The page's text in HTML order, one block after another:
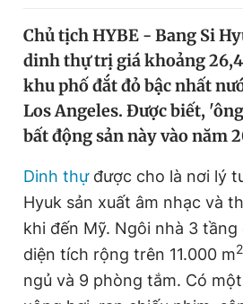
Video
Sản phẩm khác
Tiện ích Bạn
Thông tin tòa soạn Liên
Chủ tịch HYBE - Bang Si
dinh thự trị giá khoảng
khu phố đắt đỏ bậc nhất
Los Angeles. Được biết,
bất động sản này vào năm
Dinh thựđược cho là nơi lý
Hyuk sản xuất âm nhạc và
khi đến Mỹ. Ngôi nhà 3
diện tích rộng trên 11.000 m2
ngủ và 9 phòng tắm. Có